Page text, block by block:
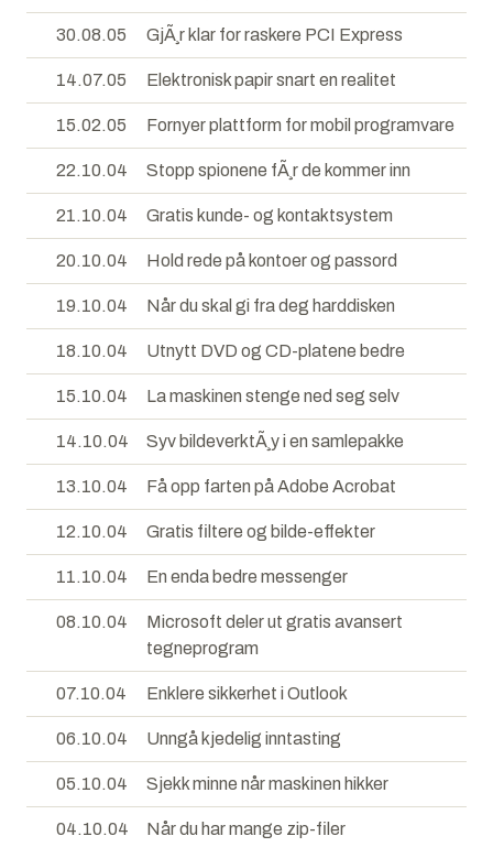
30.08.05 GjÃ¸r klar for raskere PCI Express
14.07.05 Elektronisk papir snart en realitet
15.02.05 Fornyer plattform for mobil programvare
22.10.04 Stopp spionene fÃ¸r de kommer inn
21.10.04 Gratis kunde- og kontaktsystem
20.10.04 Hold rede på kontoer og passord
19.10.04 Når du skal gi fra deg harddisken
18.10.04 Utnytt DVD og CD-platene bedre
15.10.04 La maskinen stenge ned seg selv
14.10.04 Syv bildeverktÃ¸y i en samlepakke
13.10.04 Få opp farten på Adobe Acrobat
12.10.04 Gratis filtere og bilde-effekter
11.10.04 En enda bedre messenger
08.10.04
Microsoft deler ut gratis avansert
tegneprogram
07.10.04 Enklere sikkerhet i Outlook
06.10.04 Unngå kjedelig inntasting
05.10.04 Sjekk minne når maskinen hikker
04.10.04 Når du har mange zip-filer